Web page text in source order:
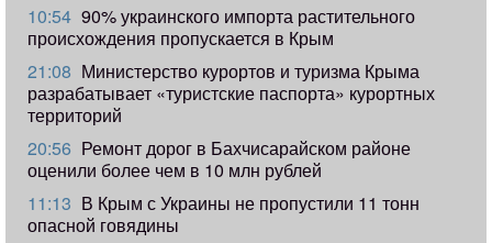
10:54 90% украинского импорта растительного
происхождения пропускается в Крым
21:08 Министерство курортов и туризма Крыма
разрабатывает «туристские паспорта» курортных
территорий
20:56 Ремонт дорог в Бахчисарайском районе
оценили более чем в 10 млн рублей
11:13 В Крым с Украины не пропустили 11 тонн
опасной говядины